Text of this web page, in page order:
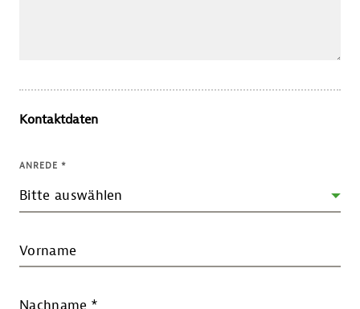
Kontaktdaten
ANREDE *
Vorname
Nachname *